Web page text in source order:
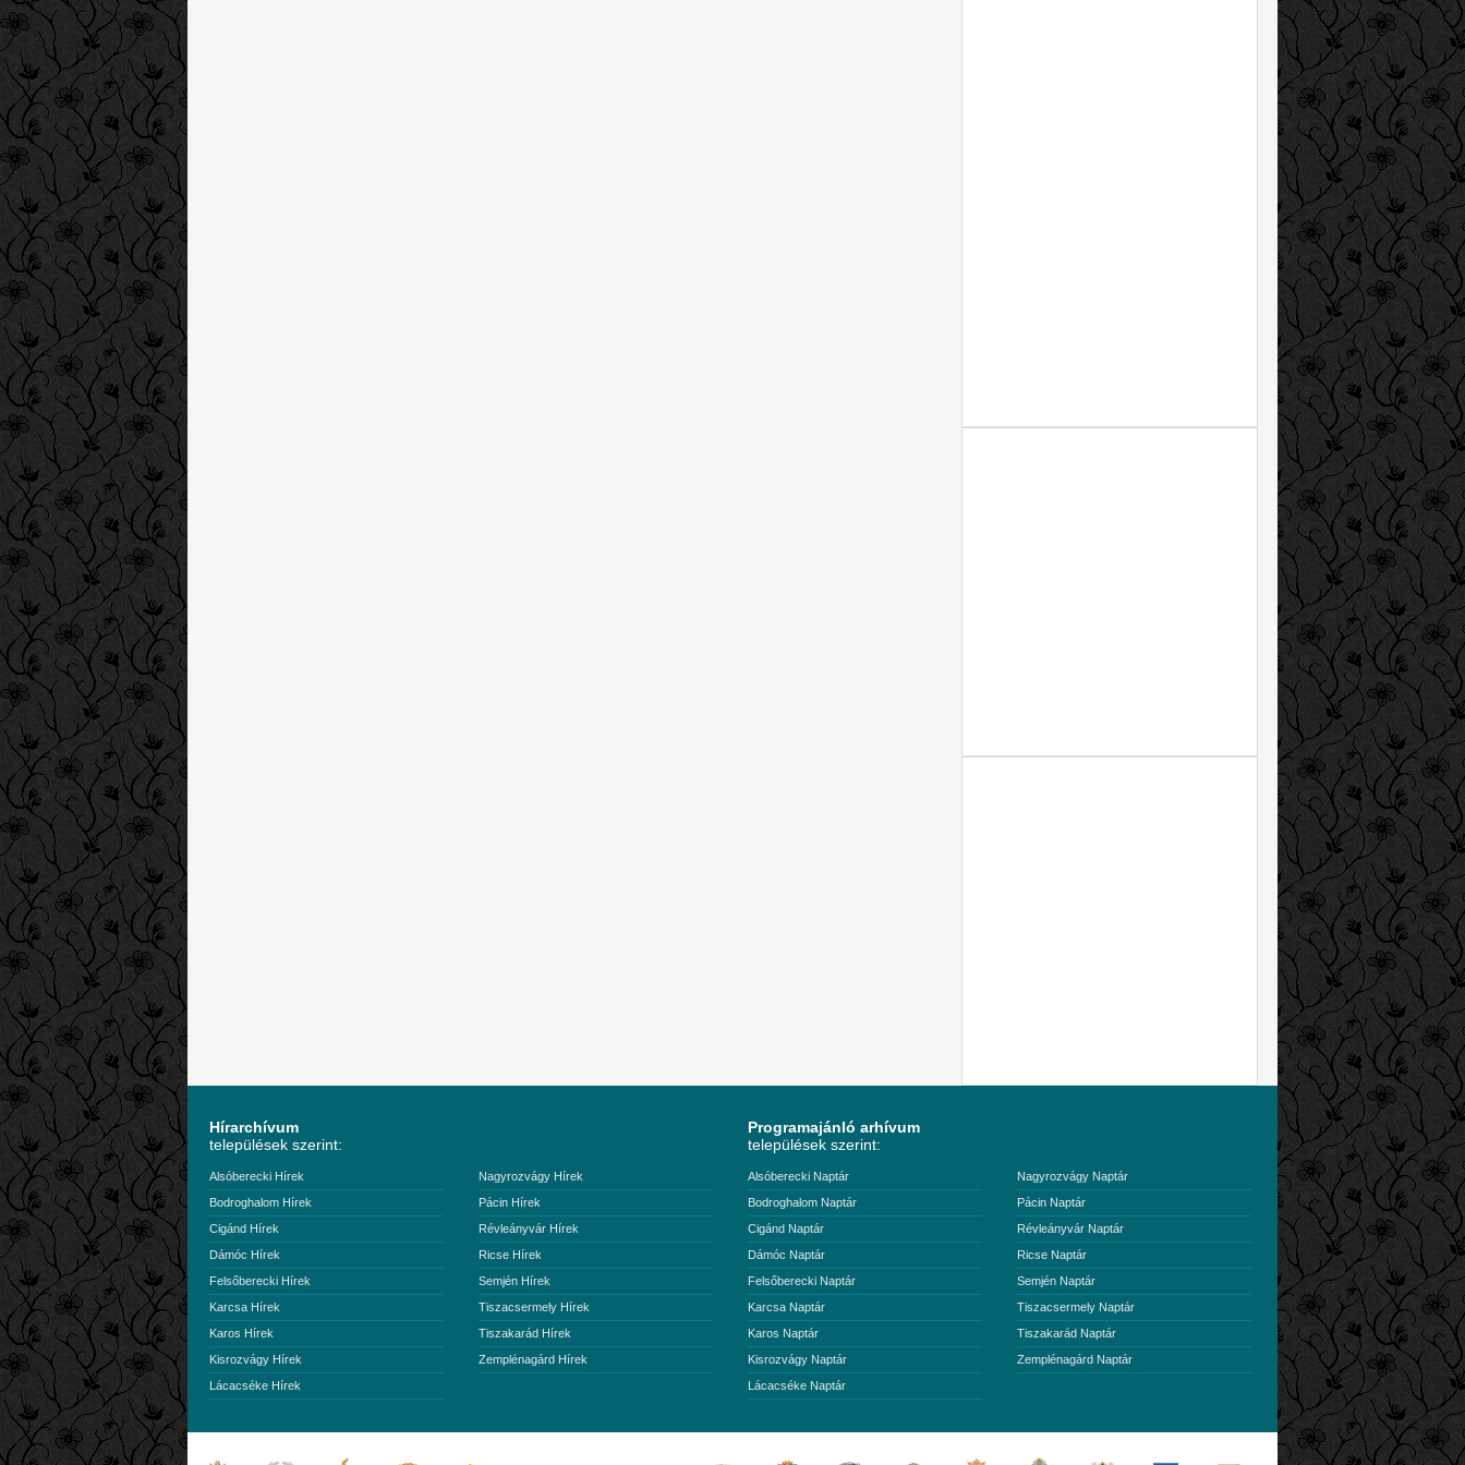
Hírarchívum
települések szerint:
Alsóberecki Hírek
Bodroghalom Hírek
Cigánd Hírek
Dámóc Hírek
Felsőberecki Hírek
Karcsa Hírek
Karos Hírek
Kisrozvágy Hírek
Lácacséke Hírek
Nagyrozvágy Hírek
Pácin Hírek
Révleányvár Hírek
Ricse Hírek
Semjén Hírek
Tiszacsermely Hírek
Tiszakarád Hírek
Zemplénagárd Hírek
Programajánló arhívum
települések szerint:
Alsóberecki Naptár
Bodroghalom Naptár
Cigánd Naptár
Dámóc Naptár
Felsőberecki Naptár
Karcsa Naptár
Karos Naptár
Kisrozvágy Naptár
Lácacséke Naptár
Nagyrozvágy Naptár
Pácin Naptár
Révleányvár Naptár
Ricse Naptár
Semjén Naptár
Tiszacsermely Naptár
Tiszakarád Naptár
Zemplénagárd Naptár